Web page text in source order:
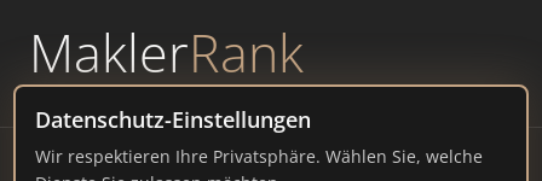
MaklerRank
powered byWAVEPOINT
Datenschutz-Einstellungen
Wir respektieren Ihre Privatsphäre. Wählen Sie, welche